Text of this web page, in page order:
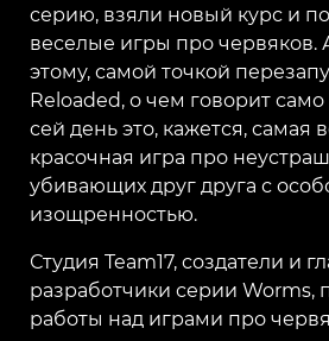
серию, взяли новый курс и
веселые игры про червяков.
этому, самой точкой
Reloaded, о чем говорит
сей день это, кажется, самая
красочная игра про
убивающих друг друга с
изощренностью.
Студия Team17, создатели и
разработчики серии Worms,
работы над играми про